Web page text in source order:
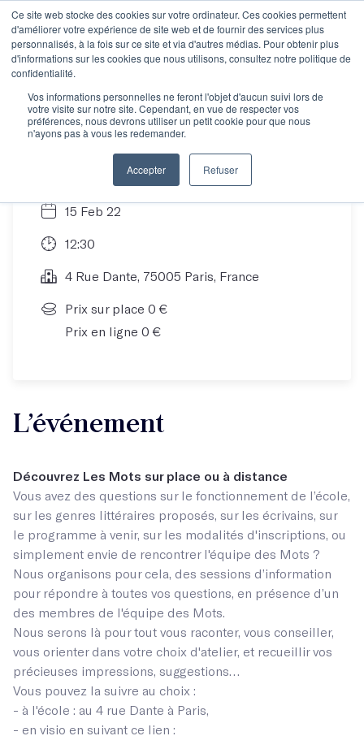
Ce site web stocke des cookies sur votre ordinateur. Ces cookies permettent
d'améliorer votre expérience de site web et de fournir des services plus
personnalisés, à la fois sur ce site et via d'autres médias. Pour obtenir plus
d'informations sur les cookies que nous utilisons, consultez notre politique de
confidentialité.
Vos informations personnelles ne feront l'objet d'aucun suivi lors de
votre visite sur notre site. Cependant, en vue de respecter vos
préférences, nous devrons utiliser un petit cookie pour que nous
n'ayons pas à vous les redemander.
Accepter Refuser
Session d'information
Les Mots
15 Feb 22
12:30
4 Rue Dante, 75005 Paris, France
Prix sur place 0 €
Prix en ligne 0 €
L’événement
Découvrez Les Mots sur place ou à distance
Vous avez des questions sur le fonctionnement de l’école,
sur les genres littéraires proposés, sur les écrivains, sur
le programme à venir, sur les modalités d'inscriptions, ou
simplement envie de rencontrer l'équipe des Mots ?
Nous organisons pour cela, des sessions d’information
pour répondre à toutes vos questions, en présence d’un
des membres de l'équipe des Mots.
Nous serons là pour tout vous raconter, vous conseiller,
vous orienter dans votre choix d'atelier, et recueillir vos
précieuses impressions, suggestions…
Vous pouvez la suivre au choix :
- à l'école : au 4 rue Dante à Paris,
- en visio en suivant ce lien :